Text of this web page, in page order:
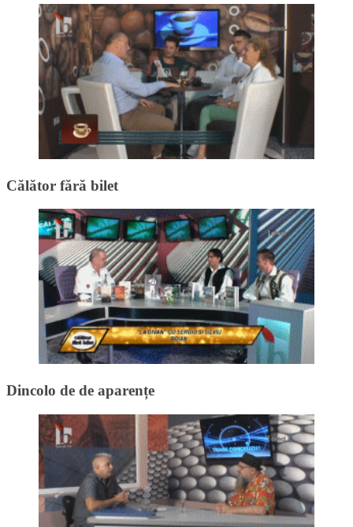
Călător fără bilet
Dincolo de de aparențe